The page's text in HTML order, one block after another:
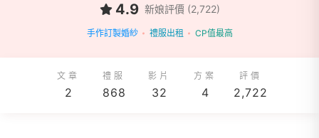
4.9 新娘評價 (2,722)
手作訂製婚紗 禮服出租 CP值最高
文章
2
禮服
868
影片
32
方案
4
評價
2,722